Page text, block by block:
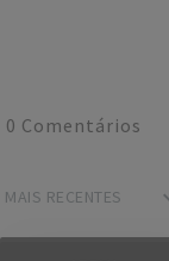
0 Comentários